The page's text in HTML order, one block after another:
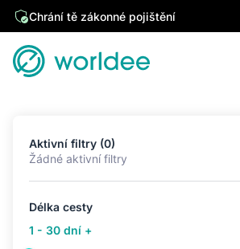
Chrání tě zákonné pojištění
Aktivní filtry (0)
Žádné aktivní filtry
Délka cesty
1 - 30 dní +